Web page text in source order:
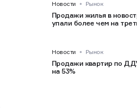
Новости Рынок
Продажи жилья в
упали более чем на
Новости Рынок
Продажи квартир по
на 53%